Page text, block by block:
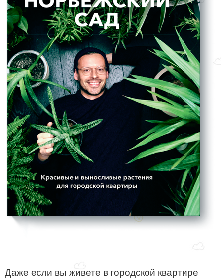
Даже если вы живете в городской квартире